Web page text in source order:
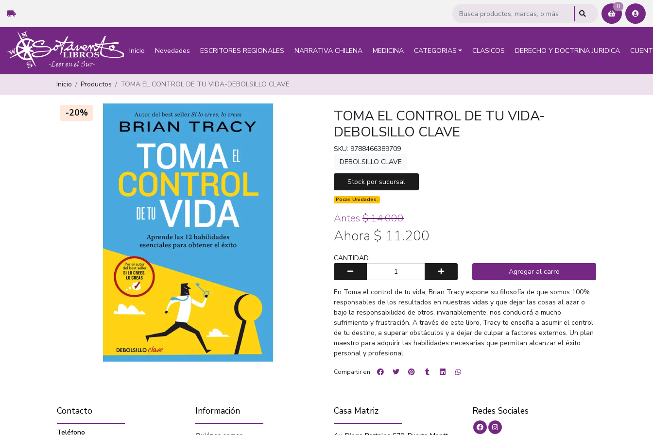
0
Inicio Novedades ESCRITORES REGIONALES NARRATIVA CHILENA MEDICINA CATEGORIAS CLASICOS DERECHO Y DOCTRINA JURIDICA
Inicio Productos TOMA EL CONTROL DE TU VIDA-DEBOLSILLO CLAVE
-20%
TOMA EL CONTROL DE TU VIDA-
DEBOLSILLO CLAVE
SKU: 9788466389709
DEBOLSILLO CLAVE
Stock por sucursal
Pocas Unidades.
Antes $ 14.000
Ahora $ 11.200
CANTIDAD
Agregar al carro
En Toma el control de tu vida, Brian Tracy expone su filosofía de que somos 100%
responsables de los resultados en nuestras vidas y que dejar las cosas al azar o
bajo la responsabilidad de otros, invariablemente, nos conducirá a mucho
sufrimiento y frustración. A través de este libro, Tracy te enseña a asumir el control
de tu destino, a superar obstáculos y a dejar de culpar a factores externos. Un plan
maestro para adquirir las habilidades necesarias que permitan alcanzar el éxito
personal y profesional.
Compartir en:
Contacto
Teléfono
Información Casa Matriz Redes Sociales